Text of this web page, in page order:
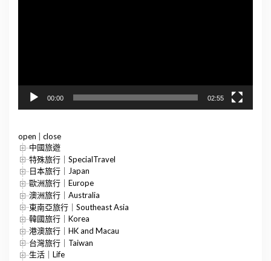
00:00 02:55
open
close
中國旅遊
特殊旅行｜SpecialTravel
日本旅行｜Japan
歐洲旅行｜Europe
澳洲旅行｜Australia
東南亞旅行｜Southeast Asia
韓國旅行｜Korea
港澳旅行｜HK and Macau
台灣旅行｜Taiwan
生活｜Life